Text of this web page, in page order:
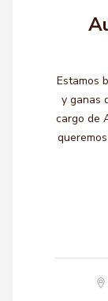
Estamos
y ganas
cargo de